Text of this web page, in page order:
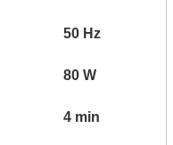
50 Hz
80 W
4 min